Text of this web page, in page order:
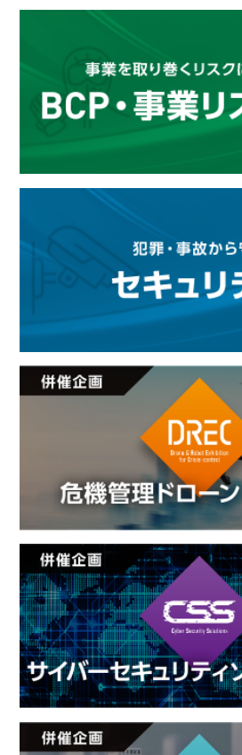
2025.09.18
【防災情報新聞】WAC「記録的高温
2025.09.18
【防災情報新聞】静岡竜巻 風速約
【防災プラス】パラメトリック保険
2025.09.09
【防災プラス】「情報災害リスク」
【防災情報新聞】NTT東日本「防災
2025.09.09
【防災情報新聞】石川県応援「能登の
に」
2025.08.20
【防災プラス】KNT-CTの「廃校を活
業」
2025.08.20
【防災プラス】3.11メモリアルNW
課題
2025.08.20